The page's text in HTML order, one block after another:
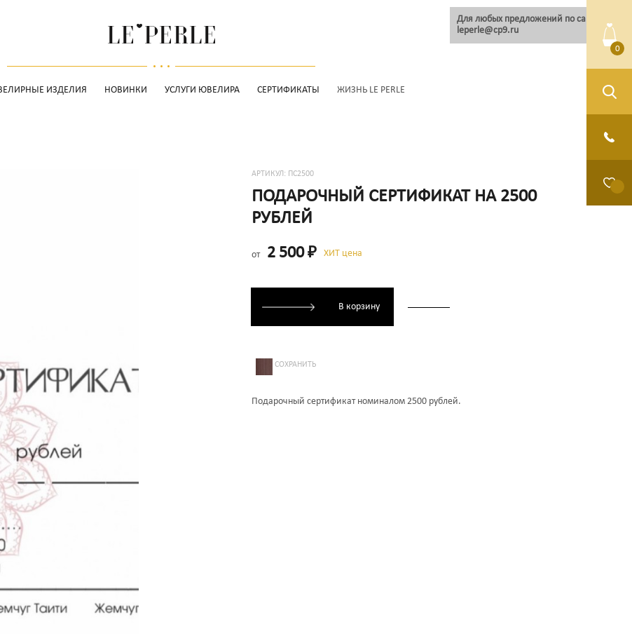
0
ИЗДЕЛИЯ НОВИНКИ УСЛУГИ ЮВЕЛИРА СЕРТИФИКАТЫ ЖИЗНЬ LE PERLE
АРТИКУЛ: ПС2500
ПОДАРОЧНЫЙ СЕРТИФИКАТ НА 2500
РУБЛЕЙ
от 2 500₽ ХИТ цена
В корзину
СОХРАНИТЬ
Подарочный сертификат номиналом 2500 рублей.
Для любых предложений по сайту:
leperle@cp9.ru